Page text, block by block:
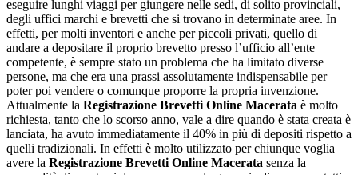
eseguire lunghi viaggi per giungere nelle sedi, di solito provinciali,
degli uffici marchi e brevetti che si trovano in determinate aree. In
effetti, per molti inventori e anche per piccoli privati, quello di
andare a depositare il proprio brevetto presso l’ufficio all’ente
competente, è sempre stato un problema che ha limitato diverse
persone, ma che era una prassi assolutamente indispensabile per
poter poi vendere o comunque proporre la propria invenzione.
Attualmente la Registrazione Brevetti Online Macerata è molto
richiesta, tanto che lo scorso anno, vale a dire quando è stata creata è
lanciata, ha avuto immediatamente il 40% in più di depositi rispetto a
quelli tradizionali. In effetti è molto utilizzato per chiunque voglia
avere la Registrazione Brevetti Online Macerata senza la